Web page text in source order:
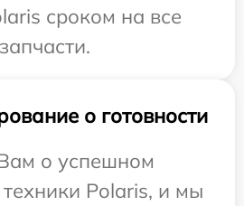
сроком на все
о готовности
о успешном
Polaris, и мы